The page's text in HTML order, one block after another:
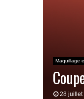
Maquillage
28 juillet